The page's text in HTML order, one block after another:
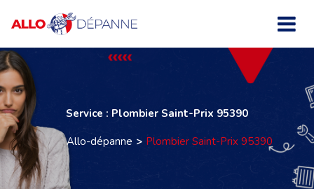
Service : Plombier Saint-Prix 95390
Allo-dépanne
Plombier Saint-Prix 95390